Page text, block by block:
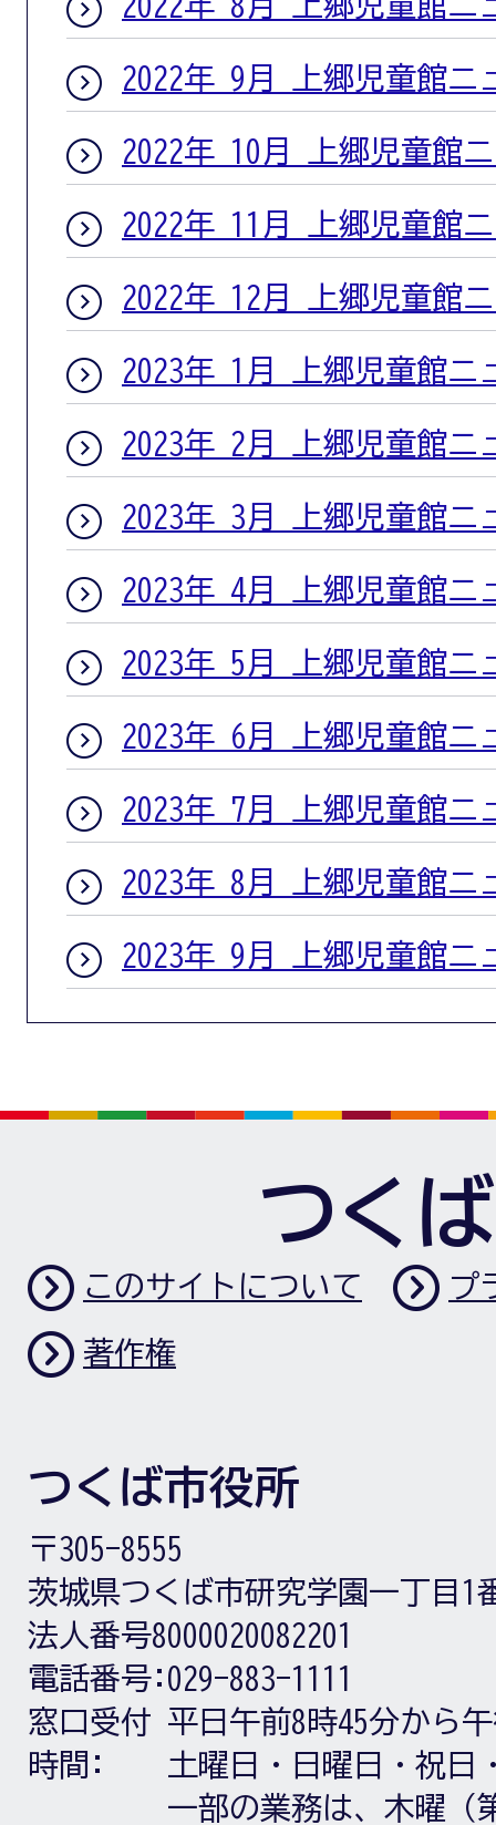
2022年 9月 上郷児童館ニ
2022年 10月 上郷児童館
2022年 11月 上郷児童館
2022年 12月 上郷児童館
2023年 1月 上郷児童館ニ
2023年 2月 上郷児童館ニ
2023年 3月 上郷児童館ニ
2023年 4月 上郷児童館ニ
2023年 5月 上郷児童館ニ
2023年 6月 上郷児童館ニ
2023年 7月 上郷児童館ニ
2023年 8月 上郷児童館ニ
2023年 9月 上郷児童館ニ
つく
このサイトについて プ
著作権
つくば市役所
〒305-8555
茨城県つくば市研究学園一丁目1
法人番号8000020082201
電話番号: 029-883-1111
窓口受付
時間:
平日午前8時45分から
土曜日・日曜日・祝日
一部の業務は、木曜（